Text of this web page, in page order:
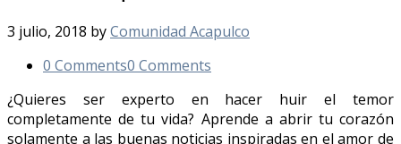
3 julio, 2018 byComunidad Acapulco
0 Comments0 Comments
¿Quieres ser experto en hacer huir el temor
completamente de tu vida? Aprende a abrir tu corazón
solamente a las buenas noticias inspiradas en el amor de